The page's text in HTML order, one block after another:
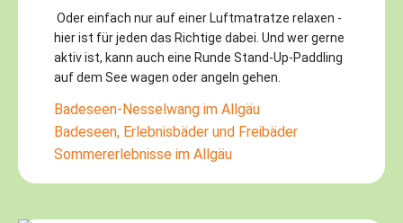
Oder einfach nur auf einer Luftmatratze relaxen -
hier ist für jeden das Richtige dabei. Und wer gerne
aktiv ist, kann auch eine Runde Stand-Up-Paddling
auf dem See wagen oder angeln gehen.
Badeseen-Nesselwang im Allgäu
Badeseen, Erlebnisbäder und Freibäder
Sommererlebnisse im Allgäu